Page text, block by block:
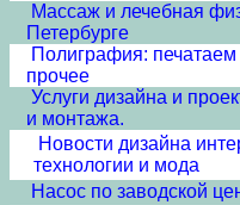
Массаж и лечебная
Петербурге
Полиграфия:
прочее
Услуги дизайна и
и монтажа.
Новости дизайна
технологии и мода
Насос по заводской